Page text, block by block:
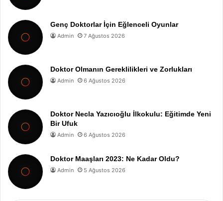
Genç Doktorlar İçin Eğlenceli Oyunlar
Admin 7 Ağustos 2026
Doktor Olmanın Gereklilikleri ve Zorlukları
Admin 6 Ağustos 2026
Doktor Necla Yazıcıoğlu İlkokulu: Eğitimde Yeni
Bir Ufuk
Admin 6 Ağustos 2026
Doktor Maaşları 2023: Ne Kadar Oldu?
Admin 5 Ağustos 2026